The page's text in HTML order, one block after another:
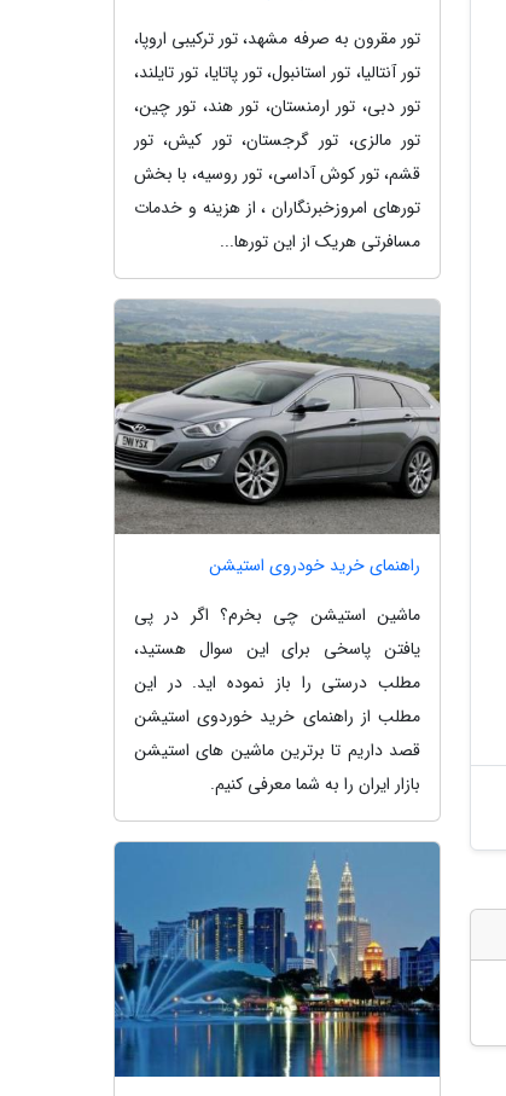
تور مقرون به صرفه مشهد، تور ترکیبی اروپا،
تور آنتالیا، تور استانبول، تور پاتایا، تور تایلند،
تور دبی، تور ارمنستان، تور هند، تور چین،
تور مالزی، تور گرجستان، تور کیش، تور
قشم، تور کوش آداسی، تور روسیه، با بخش
تورهای امروزخبرنگاران ، از هزینه و خدمات
مسافرتی هریک از این تورها...
راهنمای خرید خودروی استیشن
ماشین استیشن چی بخرم؟ اگر در پی
یافتن پاسخی برای این سوال هستید،
مطلب درستی را باز نموده اید. در این
مطلب از راهنمای خرید خوردوی استیشن
قصد داریم تا برترین ماشین های استیشن
بازار ایران را به شما معرفی کنیم.